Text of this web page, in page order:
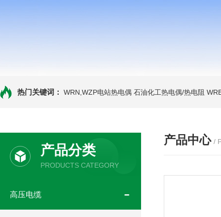
热门关键词： WRN,WZP电站热电偶 石油化工热电偶/热电阻
产品分类
PRODUCTS CATEGORY
高压电缆
产品中心 /